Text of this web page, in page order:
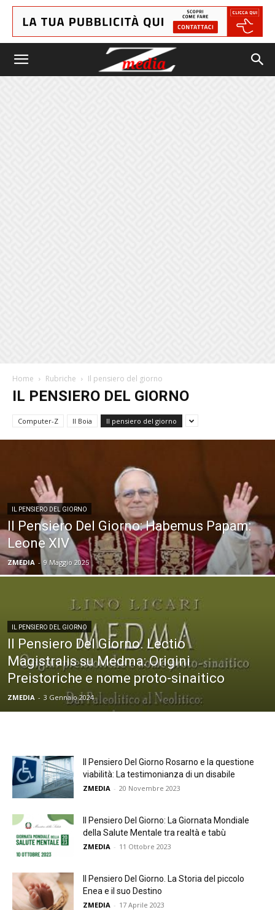
Home Rubriche Il pensiero del giorno
IL PENSIERO DEL GIORNO
Computer-Z Il Boia Il pensiero del giorno
IL PENSIERO DEL GIORNO
Il Pensiero Del Giorno: Habemus Papam:
Leone XIV
ZMEDIA - 9 Maggio 2025
IL PENSIERO DEL GIORNO
Il Pensiero Del Giorno. Lectio
Magistralis su Medma: Origini
Preistoriche e nome proto-sinaitico
ZMEDIA - 3 Gennaio 2024
Il Pensiero Del Giorno Rosarno e la questione
viabilità: La testimonianza di un disabile
ZMEDIA - 20 Novembre 2023
Il Pensiero Del Giorno: La Giornata Mondiale
della Salute Mentale tra realtà e tabù
ZMEDIA - 11 Ottobre 2023
Il Pensiero Del Giorno. La Storia del piccolo
Enea e il suo Destino
ZMEDIA - 17 Aprile 2023